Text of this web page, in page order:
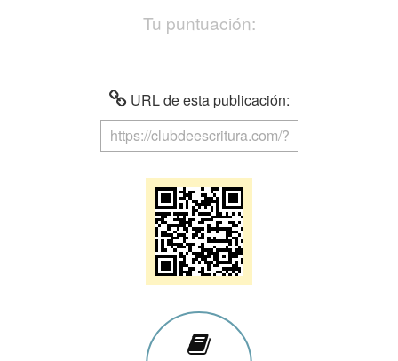
Tu puntuación:
URL de esta publicación: